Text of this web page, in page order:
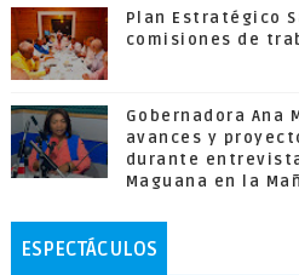
Plan Estratégico
comisiones de
Gobernadora Ana
avances y
durante
Maguana en la
ESPECTÁCULOS